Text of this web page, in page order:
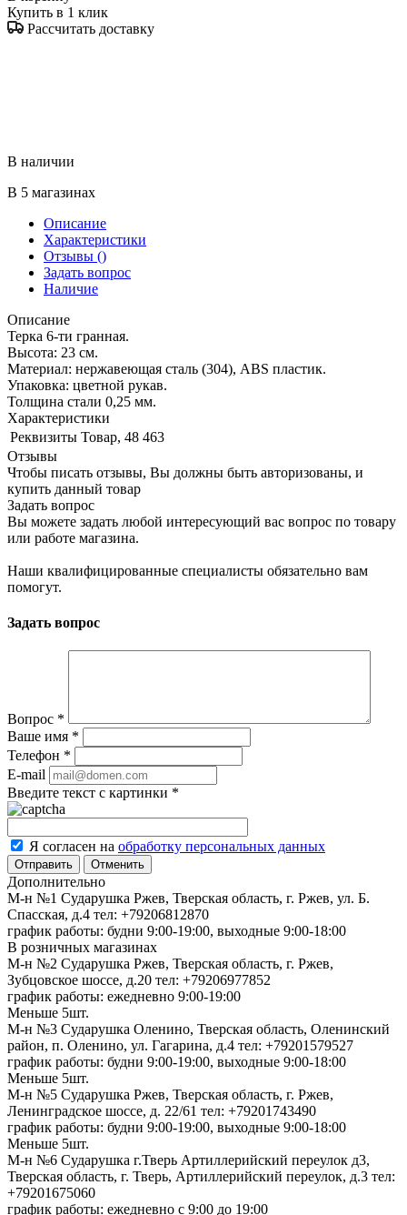
Купить в 1 клик
Рассчитать доставку
В наличии
В 5 магазинах
Описание
Характеристики
Отзывы ()
Задать вопрос
Наличие
Описание
Терка 6-ти гранная.
Высота: 23 см.
Материал: нержавеющая сталь (304), ABS пластик.
Упаковка: цветной рукав.
Толщина стали 0,25 мм.
Характеристики
Реквизиты Товар, 48 463
Отзывы
Чтобы писать отзывы, Вы должны быть авторизованы, и
купить данный товар
Задать вопрос
Вы можете задать любой интересующий вас вопрос по товару
или работе магазина.
Наши квалифицированные специалисты обязательно вам
помогут.
Задать вопрос
Вопрос *
Ваше имя *
Телефон *
E-mail
Введите текст с картинки *
Я согласен на обработку персональных данных
Отменить
Дополнительно
М-н №1 Сударушка Ржев, Тверская область, г. Ржев, ул. Б.
Спасская, д.4 тел: +79206812870
график работы: будни 9:00-19:00, выходные 9:00-18:00
В розничных магазинах
М-н №2 Cударушка Ржев, Тверская область, г. Ржев,
Зубцовское шоссе, д.20 тел: +79206977852
график работы: ежедневно 9:00-19:00
Меньше 5шт.
М-н №3 Сударушка Оленино, Тверская область, Оленинский
район, п. Оленино, ул. Гагарина, д.4 тел: +79201579527
график работы: будни 9:00-19:00, выходные 9:00-18:00
Меньше 5шт.
М-н №5 Сударушка Ржев, Тверская область, г. Ржев,
Ленинградское шоссе, д. 22/61 тел: +79201743490
график работы: будни 9:00-19:00, выходные 9:00-18:00
Меньше 5шт.
М-н №6 Сударушка г.Тверь Артиллерийский переулок д3,
Тверская область, г. Тверь, Артиллерийский переулок, д.3 тел:
+79201675060
график работы: ежедневно с 9:00 до 19:00